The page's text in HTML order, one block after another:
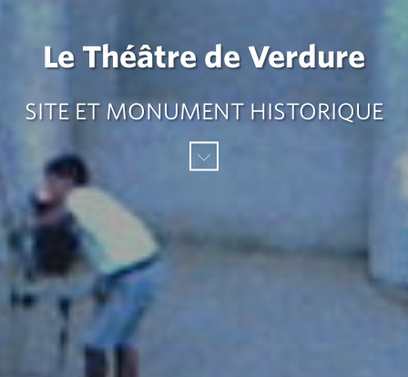
Le Théâtre de Verdure
SITE ET MONUMENT HISTORIQUE